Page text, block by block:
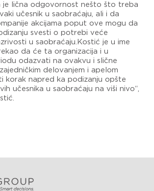
je lična odgovornost nešto što treba
učesnik u saobraćaju, ali i da
akcijama poput ove mogu da
svesti o potrebi veće
u saobraćaju.Kostić je u ime
rekao da će ta organizacija i u
odazvati na ovakvu i slične
delovanjem i apelom
korak napred ka podizanju opšte
učesnika u saobraćaju na viši nivo“,